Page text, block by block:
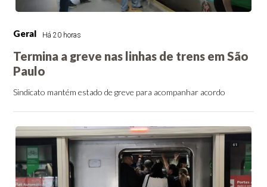
Geral Há 20 horas
Termina a greve nas linhas de trens em São
Paulo
Sindicato mantém estado de greve para acompanhar acordo